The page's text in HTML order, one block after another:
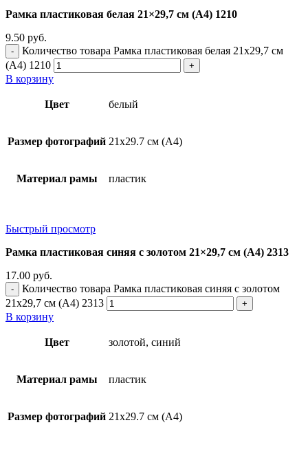
Рамка пластиковая белая 21×29,7 см (А4) 1210
9.50 руб.
Количество товара Рамка пластиковая белая 21x29,7 см
(А4) 1210
В корзину
Цвет белый
Размер фотографий 21х29.7 см (А4)
Материал рамы пластик
Быстрый просмотр
Рамка пластиковая синяя с золотом 21×29,7 см (А4) 2313
17.00 руб.
Количество товара Рамка пластиковая синяя с золотом
21x29,7 см (А4) 2313
В корзину
Цвет золотой, синий
Материал рамы пластик
Размер фотографий 21х29.7 см (А4)